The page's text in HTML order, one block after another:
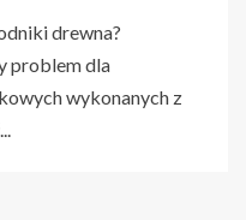
drewna?
problem dla
wykonanych z